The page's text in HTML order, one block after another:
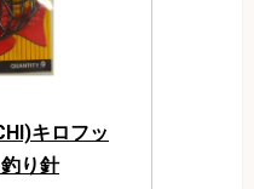
キロフッ
り針